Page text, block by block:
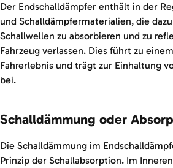
Der Endschalldämpfer enthält in der
und Schalldämpfermaterialien, die
Schallwellen zu absorbieren und zu
Fahrzeug verlassen. Dies führt zu
Fahrerlebnis und trägt zur Einhaltung
bei.
Schalldämmung oder
Die Schalldämmung im
Prinzip der Schallabsorption. Im